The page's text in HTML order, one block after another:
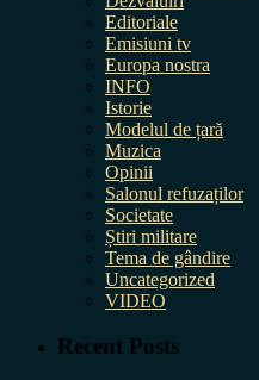
Editoriale
Emisiuni tv
Europa nostra
INFO
Istorie
Modelul de țară
Muzica
Opinii
Salonul refuzaților
Societate
Știri militare
Tema de gândire
Uncategorized
VIDEO
Recent Posts